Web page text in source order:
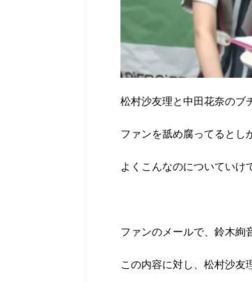
松村沙友理と中田花奈のブ
ファンを舐め腐ってるとし
よくこんなのについていけ
ファンのメールで、鈴木絢
この内容に対し、松村沙友